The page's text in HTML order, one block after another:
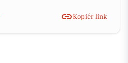
Kopiér link